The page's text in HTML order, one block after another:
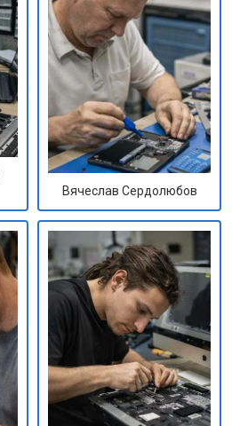
Вячеслав Сердолюбов